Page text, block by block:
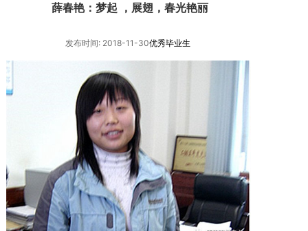
薛春艳：梦起 ，展翅，春光艳丽
优秀毕业生
发布时间: 2018-11-30